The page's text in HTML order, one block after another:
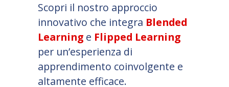
Scopri il nostro approccio
innovativo che integra Blended
Learning e Flipped Learning
per un’esperienza di
apprendimento coinvolgente e
altamente efficace.